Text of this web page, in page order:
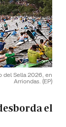
del Sella 2026, en
Arriondas. (EP)
el